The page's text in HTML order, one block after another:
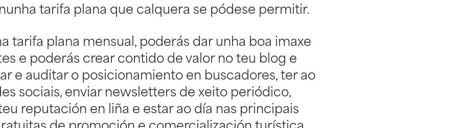
tarifa plana que calquera se pódese permitir.
tarifa plana mensual, poderás dar unha boa imaxe
e poderás crear contido de valor no teu blog e
e auditar o posicionamiento en buscadores, ter ao
sociais, enviar newsletters de xeito periódico,
reputación en liña e estar ao día nas principais